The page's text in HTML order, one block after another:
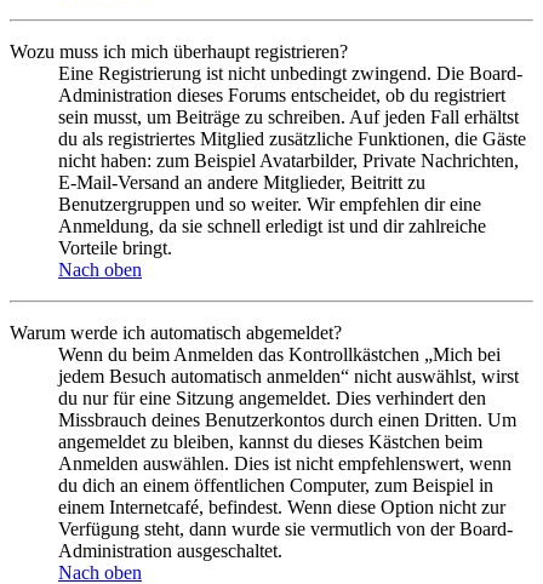
Wozu muss ich mich überhaupt registrieren?
Eine Registrierung ist nicht unbedingt zwingend. Die Board-
Administration dieses Forums entscheidet, ob du registriert
sein musst, um Beiträge zu schreiben. Auf jeden Fall erhältst
du als registriertes Mitglied zusätzliche Funktionen, die Gäste
nicht haben: zum Beispiel Avatarbilder, Private Nachrichten,
E-Mail-Versand an andere Mitglieder, Beitritt zu
Benutzergruppen und so weiter. Wir empfehlen dir eine
Anmeldung, da sie schnell erledigt ist und dir zahlreiche
Vorteile bringt.
Nach oben
Warum werde ich automatisch abgemeldet?
Wenn du beim Anmelden das Kontrollkästchen „Mich bei
jedem Besuch automatisch anmelden“ nicht auswählst, wirst
du nur für eine Sitzung angemeldet. Dies verhindert den
Missbrauch deines Benutzerkontos durch einen Dritten. Um
angemeldet zu bleiben, kannst du dieses Kästchen beim
Anmelden auswählen. Dies ist nicht empfehlenswert, wenn
du dich an einem öffentlichen Computer, zum Beispiel in
einem Internetcafé, befindest. Wenn diese Option nicht zur
Verfügung steht, dann wurde sie vermutlich von der Board-
Administration ausgeschaltet.
Nach oben